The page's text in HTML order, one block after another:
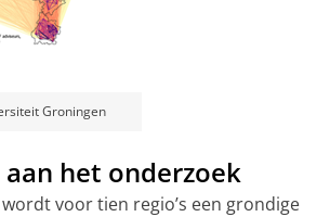
Groningen
het onderzoek
wordt voor tien regio’s een grondige